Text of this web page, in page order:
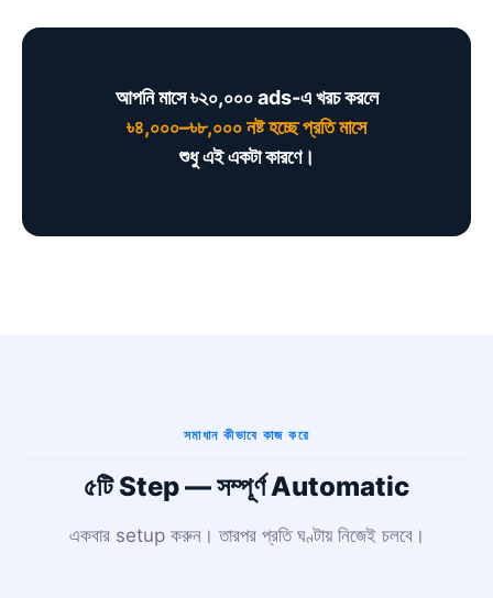
আপনি মাসে ৳২০,০০০ ads-এ খরচ করলে
৳৪,০০০–৳৮,০০০ নষ্ট হচ্ছে প্রতি মাসে
শুধু এই একটা কারণে।
সমাধান কীভাবে কাজ করে
৫টি Step — সম্পূর্ণ Automatic
একবার setup করুন। তারপর প্রতি ঘণ্টায় নিজেই চলবে।